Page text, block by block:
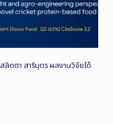
ตตา สาริบุตร ผลงานวิจัยได้